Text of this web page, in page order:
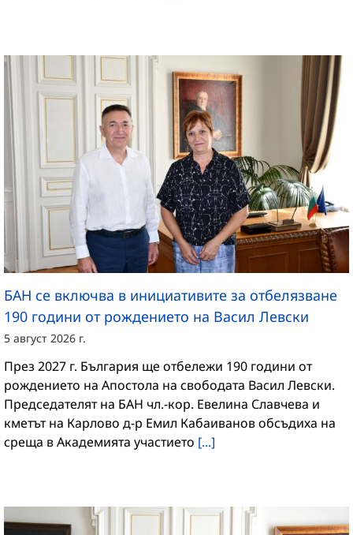
БАН се включва в инициативите за отбелязване
190 години от рождението на Васил Левски
5 август 2026 г.
През 2027 г. България ще отбележи 190 години от
рождението на Апостола на свободата Васил Левски.
Председателят на БАН чл.-кор. Евелина Славчева и
кметът на Карлово д-р Емил Кабаиванов обсъдиха на
среща в Академията участието [...]